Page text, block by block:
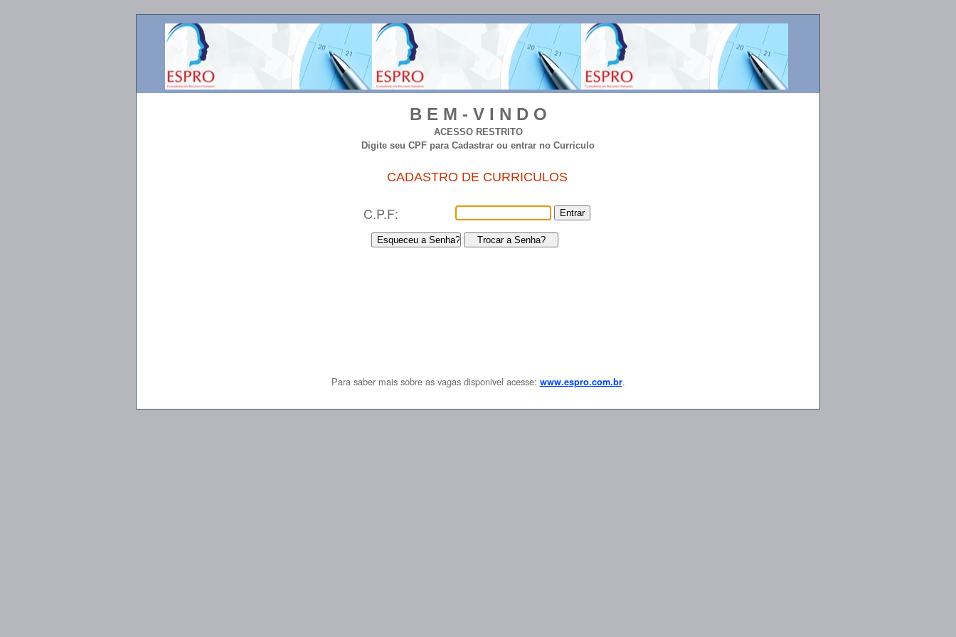
B E M - V I N D O
ACESSO RESTRITO
Digite seu CPF para Cadastrar ou entrar no Curriculo
CADASTRO DE CURRICULOS
C.P.F:
Para saber mais sobre as vagas disponivel acesse: www.espro.com.br.